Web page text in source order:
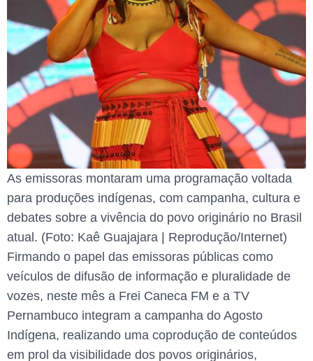
As emissoras montaram uma programação voltada
para produções indígenas, com campanha, cultura e
debates sobre a vivência do povo originário no Brasil
atual. (Foto: Kaê Guajajara | Reprodução/Internet)
Firmando o papel das emissoras públicas como
veículos de difusão de informação e pluralidade de
vozes, neste mês a Frei Caneca FM e a TV
Pernambuco integram a campanha do Agosto
Indígena, realizando uma coprodução de conteúdos
em prol da visibilidade dos povos originários,